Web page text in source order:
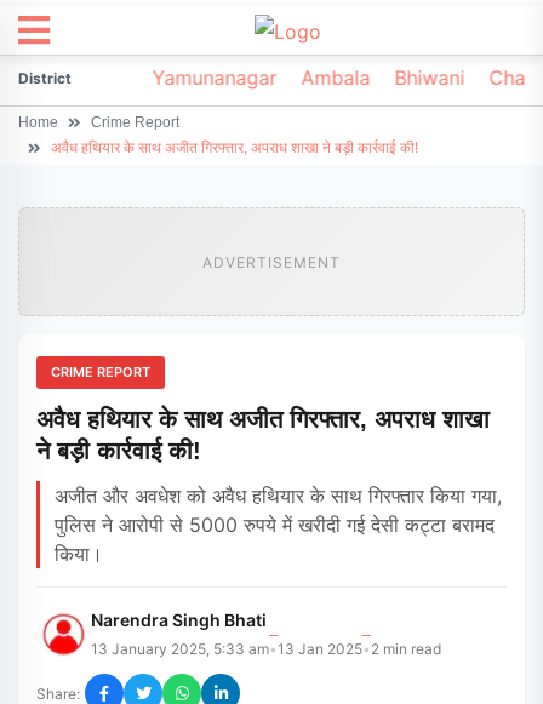
DistrictSonipat Yamunanagar Ambala Bhiwani
Home
Crime Report
अवैध हथियार के साथ अजीत गिरफ्तार, अपराध शाखा ने बड़ी कार्रवाई की!
ADVERTISEMENT
CRIME REPORT
अवैध हथियार के साथ अजीत गिरफ्तार, अपराध शाखा
ने बड़ी कार्रवाई की!
अजीत और अवधेश को अवैध हथियार के साथ गिरफ्तार किया गया,
पुलिस ने आरोपी से 5000 रुपये में खरीदी गई देसी कट्टा बरामद
किया।
Narendra Singh Bhati
13 January 2025, 5:33 am•13 Jan 2025• 2 min read
Share: